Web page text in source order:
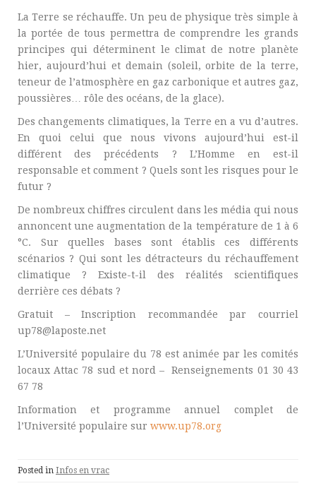
La Terre se réchauffe. Un peu de physique très simple à
la portée de tous permettra de comprendre les grands
principes qui déterminent le climat de notre planète
hier, aujourd’hui et demain (soleil, orbite de la terre,
teneur de l’atmosphère en gaz carbonique et autres gaz,
poussières… rôle des océans, de la glace).
Des changements climatiques, la Terre en a vu d’autres.
En quoi celui que nous vivons aujourd’hui est-il
différent des précédents ? L’Homme en est-il
responsable et comment ? Quels sont les risques pour le
futur ?
De nombreux chiffres circulent dans les média qui nous
annoncent une augmentation de la température de 1 à 6
°C. Sur quelles bases sont établis ces différents
scénarios ? Qui sont les détracteurs du réchauffement
climatique ? Existe-t-il des réalités scientifiques
derrière ces débats ?
Gratuit – Inscription recommandée par courriel
up78@laposte.net
L’Université populaire du 78 est animée par les comités
locaux Attac 78 sud et nord – Renseignements 01 30 43
67 78
Information et programme annuel complet de
l’Université populaire sur www.up78.org
Posted in Infos en vrac